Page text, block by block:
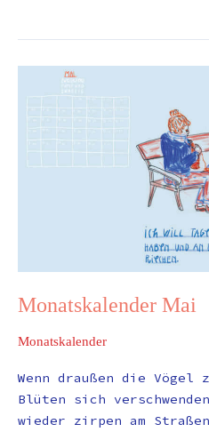
Monatskalender Mai
Monatskalender
Wenn draußen die Vögel
Blüten sich
wieder zirpen am
Monatskalender
Mai